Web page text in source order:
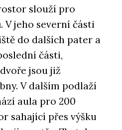
slouží pro
V jeho severní části
do dalších pater a
části,
jsou již
V dalším podlaží
aula pro 200
sahající přes výšku